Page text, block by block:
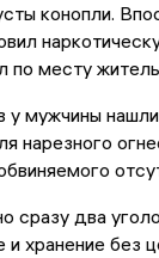
конопли.
по месту
мужчины
нарезного
сразу два
хранение без